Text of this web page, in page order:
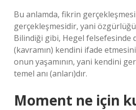
Bu anlamda, fikrin
gerçekleşmesidir, yani
Bilindiği gibi, Hegel felsefesinde
(kavramın) kendini ifade
onun yaşamının, yani kendini
temel anı (anları)dır.
Moment ne için